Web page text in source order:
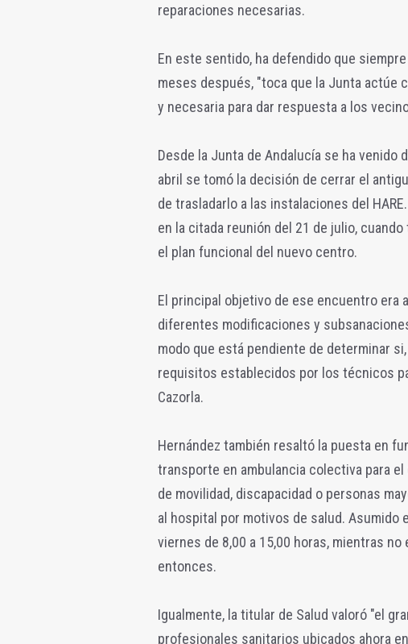
reparaciones necesarias.
En este sentido, ha defendido que
meses después, "toca que la Junta actúe
y necesaria para dar respuesta a los
Desde la Junta de Andalucía se ha venido
abril se tomó la decisión de cerrar el
de trasladarlo a las instalaciones del
en la citada reunión del 21 de julio,
el plan funcional del nuevo centro.
El principal objetivo de ese encuentro era
diferentes modificaciones y
modo que está pendiente de determinar
requisitos establecidos por los técnicos
Cazorla.
Hernández también resaltó la puesta en
transporte en ambulancia colectiva para
de movilidad, discapacidad o personas
al hospital por motivos de salud. Asumido
viernes de 8,00 a 15,00 horas, mientras
entonces.
Igualmente, la titular de Salud valoró "el
profesionales sanitarios ubicados ahora